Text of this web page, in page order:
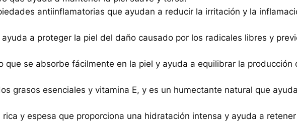
antiinflamatorias que ayudan a reducir la irritación y la
a proteger la piel del daño causado por los radicales libres y
que se absorbe fácilmente en la piel y ayuda a equilibrar la producción
grasos esenciales y vitamina E, y es un humectante natural que
y espesa que proporciona una hidratación intensa y ayuda a